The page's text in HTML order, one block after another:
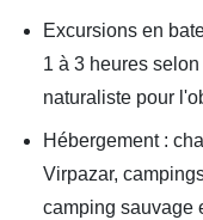
Excursions en
1 à 3 heures
naturaliste pour
Hébergement :
Virpazar,
camping sauvage